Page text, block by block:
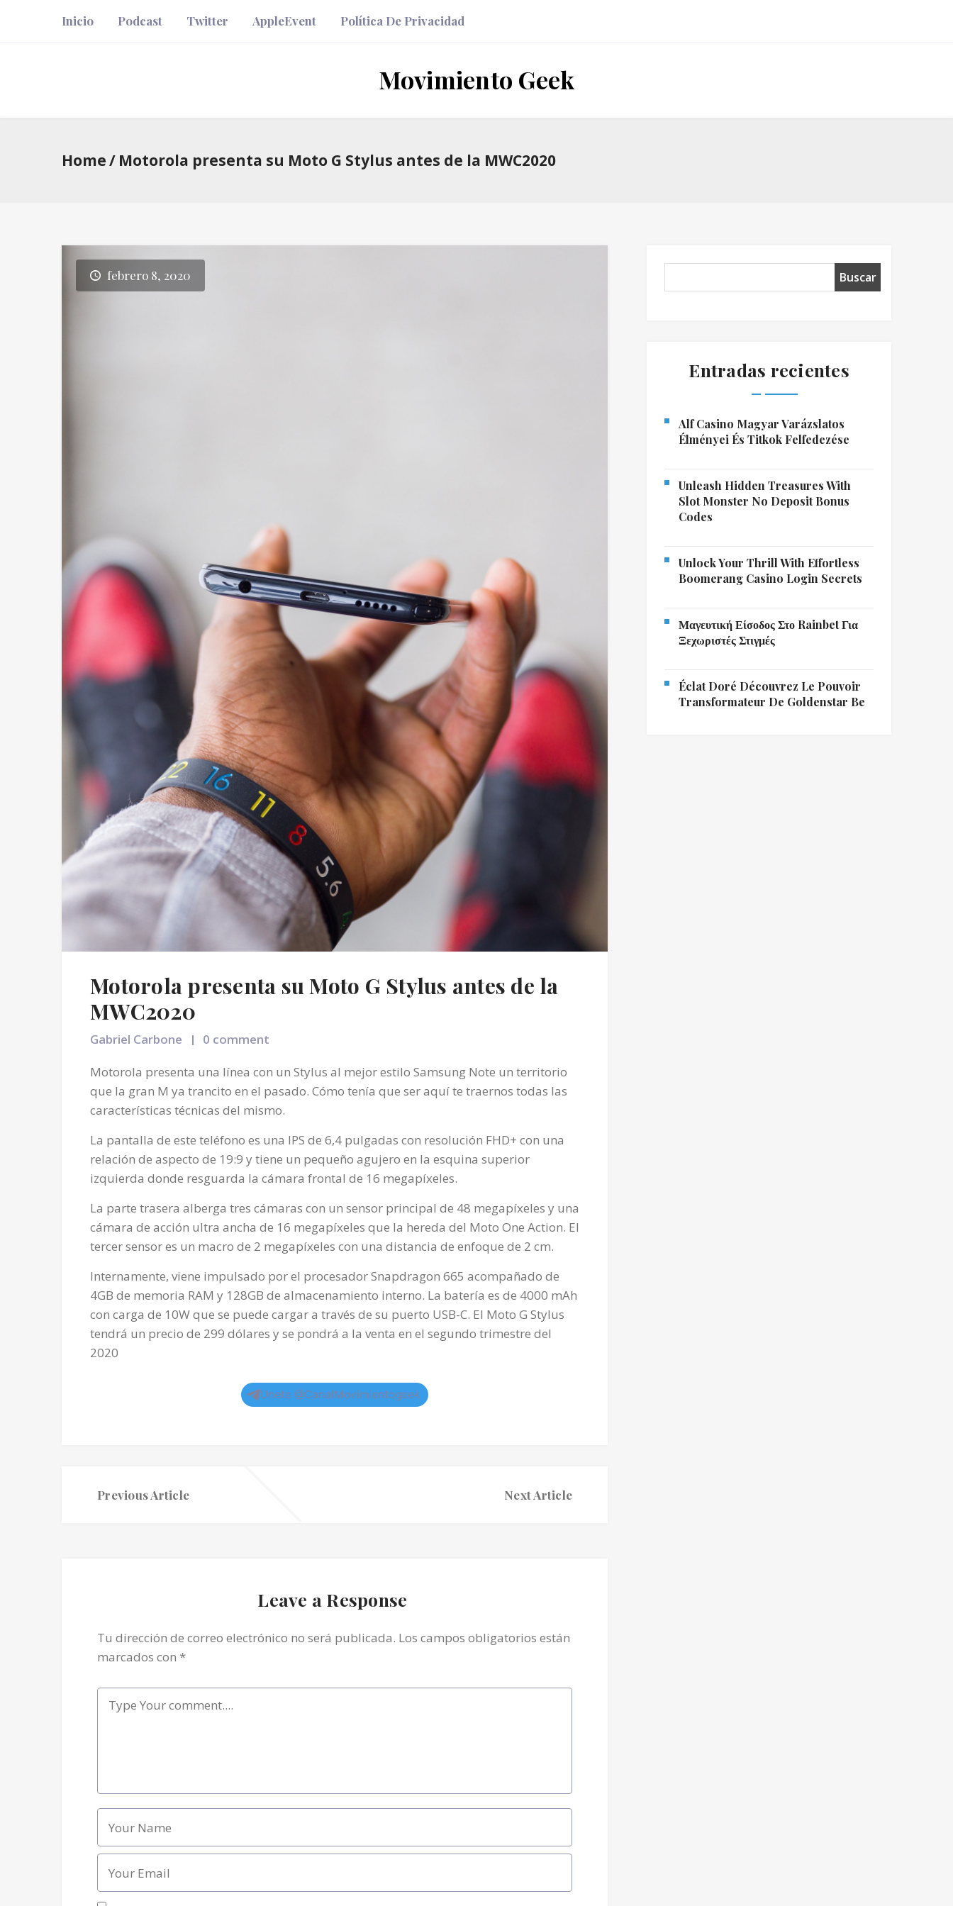
Inicio Podcast Twitter AppleEvent Política De Privacidad
Movimiento Geek
Home/ Motorola presenta su Moto G Stylus antes de la MWC2020
febrero 8, 2020
Motorola presenta su Moto G Stylus antes de la
MWC2020
Gabriel Carbone
0 comment
Motorola presenta una línea con un Stylus al mejor estilo Samsung Note un territorio
que la gran M ya trancito en el pasado. Cómo tenía que ser aquí te traernos todas las
características técnicas del mismo.
La pantalla de este teléfono es una IPS de 6,4 pulgadas con resolución FHD+ con una
relación de aspecto de 19:9 y tiene un pequeño agujero en la esquina superior
izquierda donde resguarda la cámara frontal de 16 megapíxeles.
La parte trasera alberga tres cámaras con un sensor principal de 48 megapíxeles y una
cámara de acción ultra ancha de 16 megapíxeles que la hereda del Moto One Action. El
tercer sensor es un macro de 2 megapíxeles con una distancia de enfoque de 2 cm.
Internamente, viene impulsado por el procesador Snapdragon 665 acompañado de
4GB de memoria RAM y 128GB de almacenamiento interno. La batería es de 4000 mAh
con carga de 10W que se puede cargar a través de su puerto USB-C. El Moto G Stylus
tendrá un precio de 299 dólares y se pondrá a la venta en el segundo trimestre del
2020
Unete @CanalMovimientogeek
Previous Article Next Article
Leave a Response
Tu dirección de correo electrónico no será publicada. Los campos obligatorios están
marcados con *
Entradas recientes
Alf Casino Magyar Varázslatos
Élményei És Titkok Felfedezése
Unleash Hidden Treasures With
Slot Monster No Deposit Bonus
Codes
Unlock Your Thrill With Effortless
Boomerang Casino Login Secrets
Μαγευτική Είσοδος Στο Rainbet Για
Ξεχωριστές Στιγμές
Éclat Doré Découvrez Le Pouvoir
Transformateur De Goldenstar Be